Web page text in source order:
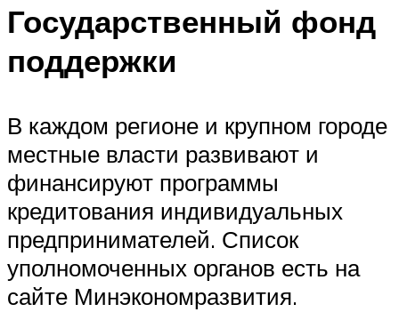
Государственный фонд
поддержки
В каждом регионе и крупном городе
местные власти развивают и
финансируют программы
кредитования индивидуальных
предпринимателей. Список
уполномоченных органов есть на
сайте Минэкономразвития.